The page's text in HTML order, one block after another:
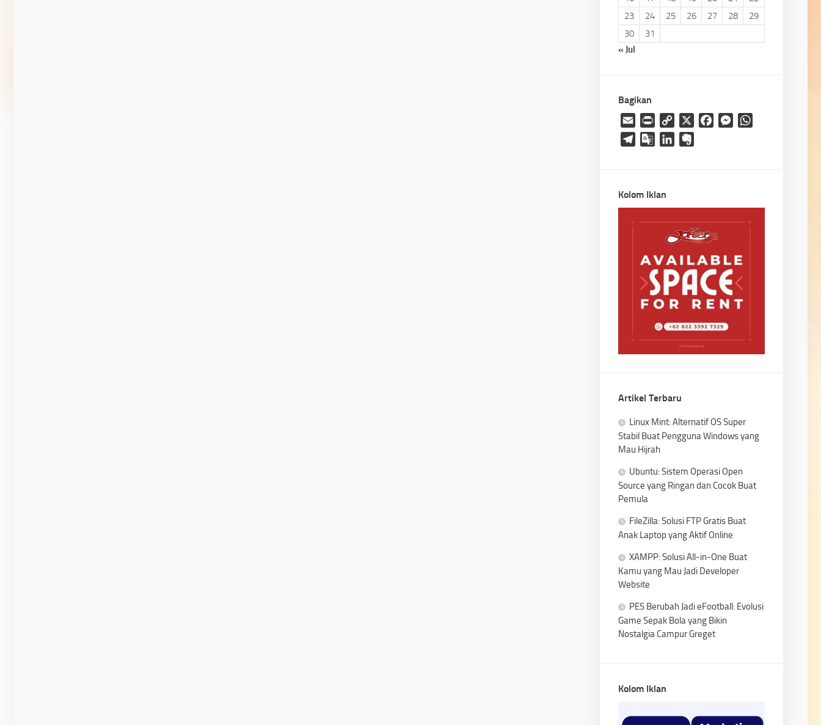
23
24 25 26 27 28
29
30
31
« Jul
Bagikan
Email
Print
Copy
Link
FacebookMessenger
TelegramGoogleLinkedIn
Kolom Iklan
Artikel Terbaru
Linux Mint: Alternatif OS Super
Stabil Buat Pengguna Windows yang
Mau Hijrah
Ubuntu: Sistem Operasi Open
Source yang Ringan dan Cocok Buat
Pemula
FileZilla: Solusi FTP Gratis Buat
Anak Laptop yang Aktif Online
XAMPP: Solusi All-in-One Buat
Kamu yang Mau Jadi Developer
Website
PES Berubah Jadi eFootball: Evolusi
Game Sepak Bola yang Bikin
Nostalgia Campur Greget
Kolom Iklan